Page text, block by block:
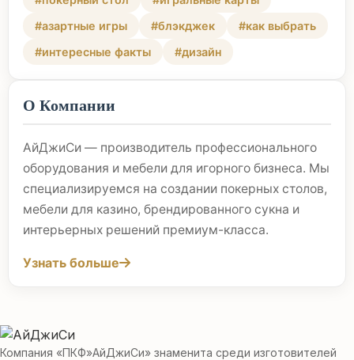
#азартные игры
#блэкджек
#как выбрать
#интересные факты
#дизайн
О Компании
АйДжиСи — производитель профессионального
оборудования и мебели для игорного бизнеса. Мы
специализируемся на создании покерных столов,
мебели для казино, брендированного сукна и
интерьерных решений премиум-класса.
Узнать больше
Компания «ПКФ»АйДжиСи» знаменита среди изготовителей